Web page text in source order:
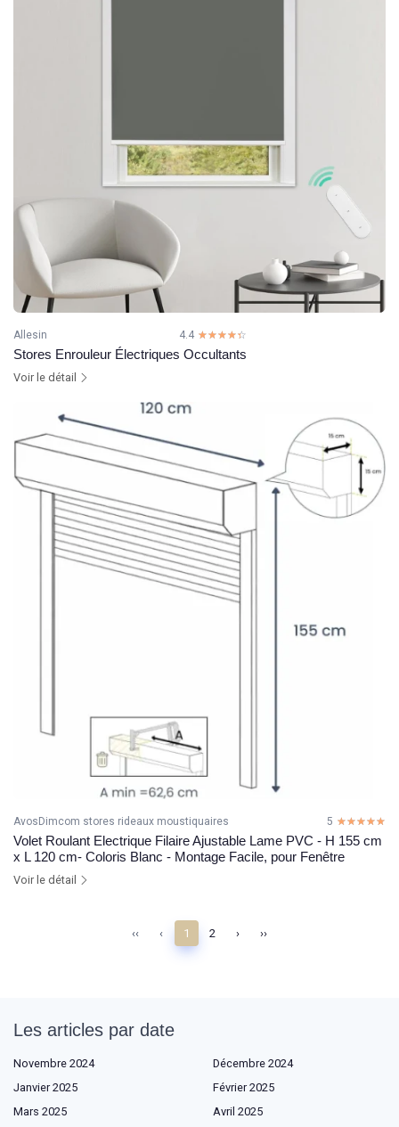
Allesin 4.4 ☆☆☆☆☆
★★★★★
Stores Enrouleur Électriques Occultants
Voir le détail
AvosDimcom stores rideaux moustiquaires 5 ☆☆☆☆☆
★★★★★
Volet Roulant Electrique Filaire Ajustable Lame PVC - H 155 cm
x L 120 cm- Coloris Blanc - Montage Facile, pour Fenêtre
Voir le détail
‹‹ ‹ 1 2 › ››
Les articles par date
Novembre 2024
Décembre 2024
Janvier 2025
Février 2025
Mars 2025
Avril 2025